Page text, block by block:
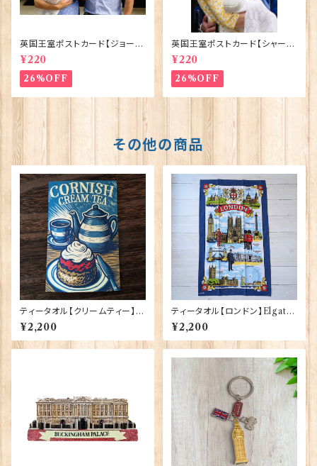
英国王室ポストカード【ジョージ
王子ご誕生】Pageantry Post
card 90183-JEF100
¥220
26%OFF
英国王室ポストカード【シャーロ
ット王女2】Pageantry Postca
rd 90183-JEF202
¥220
26%OFF
その他の商品
ティータオル【クリームティー】El
gate Products 50001-X
¥2,200
ティータオル【ロンドン】Elgate
Products 50001-W(20102)
¥2,200